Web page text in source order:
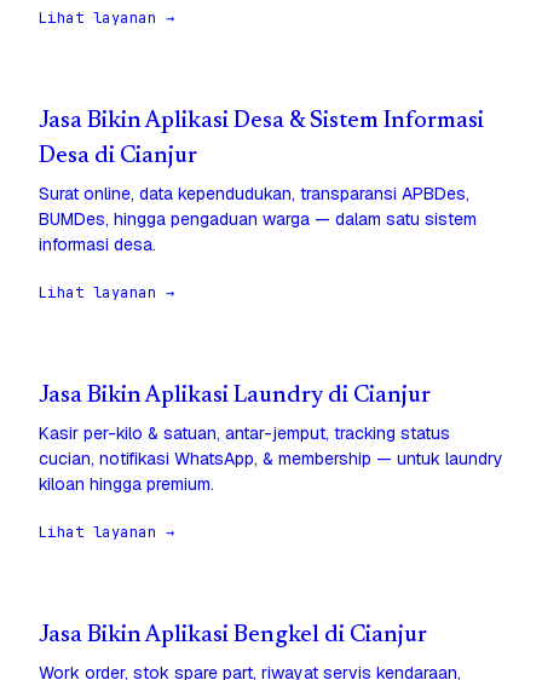
Lihat layanan →
Jasa Bikin Aplikasi Desa & Sistem Informasi
Desa di Cianjur
Surat online, data kependudukan, transparansi APBDes,
BUMDes, hingga pengaduan warga — dalam satu sistem
informasi desa.
Lihat layanan →
Jasa Bikin Aplikasi Laundry di Cianjur
Kasir per-kilo & satuan, antar-jemput, tracking status
cucian, notifikasi WhatsApp, & membership — untuk laundry
kiloan hingga premium.
Lihat layanan →
Jasa Bikin Aplikasi Bengkel di Cianjur
Work order, stok spare part, riwayat servis kendaraan,